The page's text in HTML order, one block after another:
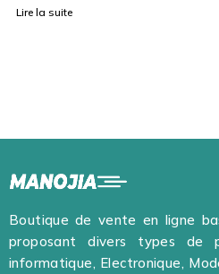
suite Lire la
Boutique de vente en ligne
proposant divers types de
informatique, Electronique,